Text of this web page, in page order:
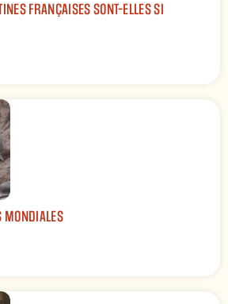
FRANÇAISES SONT-ELLES SI
MONDIALES